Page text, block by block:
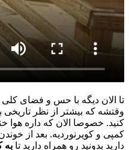
تا الان دیگه با حس و فضای کلی
وقتشه که بیشتر از نظر تاریخی
کنید. خصوصا الان که داره
کمپی و کویرنوردیه. بعد از
دارید بدونید رو همراه دارید تا به